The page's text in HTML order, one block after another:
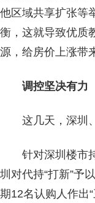
他区域共享扩张等
衡，这就导致优质
源，给房价上涨带
调控坚决有力
这几天，深圳
针对深圳楼市
圳对代持“打新”予
期12名认购人作出